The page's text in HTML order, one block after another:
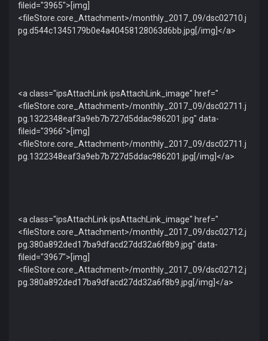
fileid="3965">[img]
<fileStore.core_Attachment>/monthly_2017_09/dsc02710.j
pg.d544c1345179b0e4a40458128063d6bb.jpg[/img]</a>
<a class="ipsAttachLink ipsAttachLink_image" href="
<fileStore.core_Attachment>/monthly_2017_09/dsc02711.j
pg.1322348eaf3a9eb7b727d5ddac986201.jpg" data-
fileid="3966">[img]
<fileStore.core_Attachment>/monthly_2017_09/dsc02711.j
pg.1322348eaf3a9eb7b727d5ddac986201.jpg[/img]</a>
<a class="ipsAttachLink ipsAttachLink_image" href="
<fileStore.core_Attachment>/monthly_2017_09/dsc02712.j
pg.380a892ded17ba9dfacd27dd32a6f8b9.jpg" data-
fileid="3967">[img]
<fileStore.core_Attachment>/monthly_2017_09/dsc02712.j
pg.380a892ded17ba9dfacd27dd32a6f8b9.jpg[/img]</a>